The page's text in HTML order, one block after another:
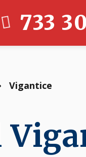
733
Vigantice